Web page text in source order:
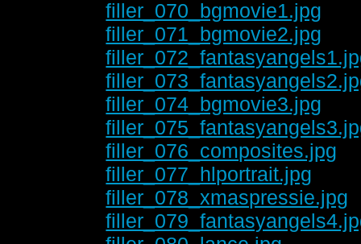
filler_070_bgmovie1.jpg
filler_071_bgmovie2.jpg
filler_074_bgmovie3.jpg
filler_076_composites.jpg
filler_077_hlportrait.jpg
filler_078_xmaspressie.jpg